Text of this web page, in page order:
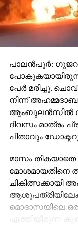
പാലന്‍പൂര്‍:
പേര്‍ മരിച്ചു.
നിന്ന്
ആംബുലന്‍സില്‍
ദിവസം
പിതാവും
മാസം
മോശമായതിനെ
ചികിത്സക്കായി
മൊദാസയിലെ
എത്തിയിരുന്ന